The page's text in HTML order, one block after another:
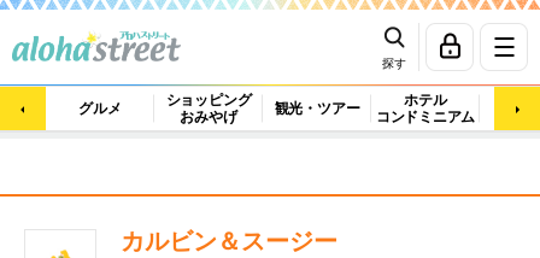
探す
グルメ
ショッピング
おみやげ
観光・ツアー
ホテル
コンドミニアム
マッ
カルビン＆スージー